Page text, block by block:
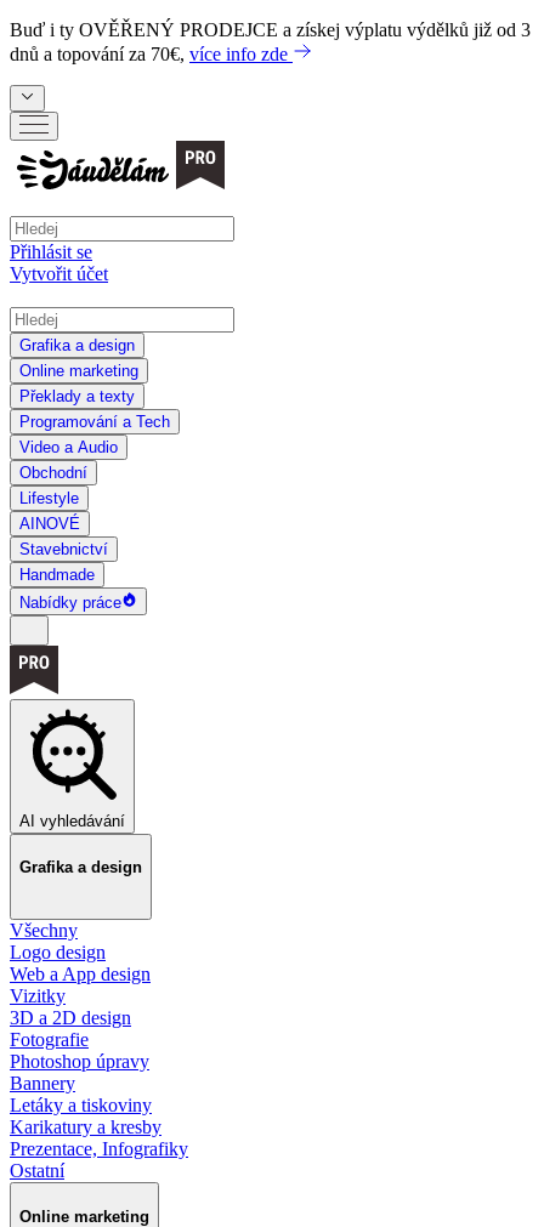
Buď i ty OVĚŘENÝ PRODEJCE a získej výplatu výdělků již od 3
dnů a topování za 70€, více info zde
Přihlásit se
Vytvořit účet
Grafika a design
Online marketing
Překlady a texty
Programování a Tech
Video a Audio
Obchodní
Lifestyle
AI NOVÉ
Stavebnictví
Handmade
Nabídky práce
AI vyhledávání
Grafika a design
Všechny
Logo design
Web a App design
Vizitky
3D a 2D design
Fotografie
Photoshop úpravy
Bannery
Letáky a tiskoviny
Karikatury a kresby
Prezentace, Infografiky
Ostatní
Online marketing